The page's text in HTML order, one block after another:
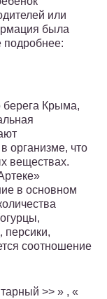
или
была
подробнее:
берега Крыма,
организме, что
веществах.
в основном
персики,
соотношение
>> » , «